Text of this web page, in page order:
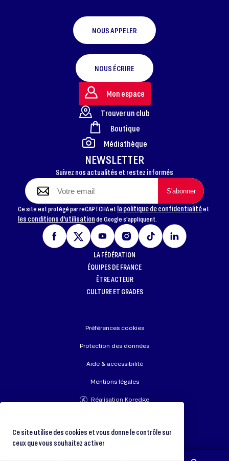
FOOTER
NOUS APPELER
NOUS ÉCRIRE
NEWSLETTER
Suivez nos actualités et restez informés
Ce site est protégé par reCAPTCHA et la politique de confidentialitéet
les conditions d'utilisationde Google s'appliquent.
Mon espace
Trouver un club
Boutique
Médiathèque
LA FÉDÉRATION
ÉQUIPES DE FRANCE
ÊTRE ACTEUR
CULTURE ET GRADES
Préférences cookies
Protection des données
Aide & accessibilité
Mentions légales
Réalisation Koredge
Ce site utilise des cookies et vous donne le contrôle sur
ceux que vous souhaitez activer